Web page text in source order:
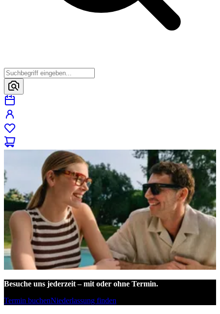
Besuche uns jederzeit – mit oder ohne Termin.
Termin buchenNiederlassung finden